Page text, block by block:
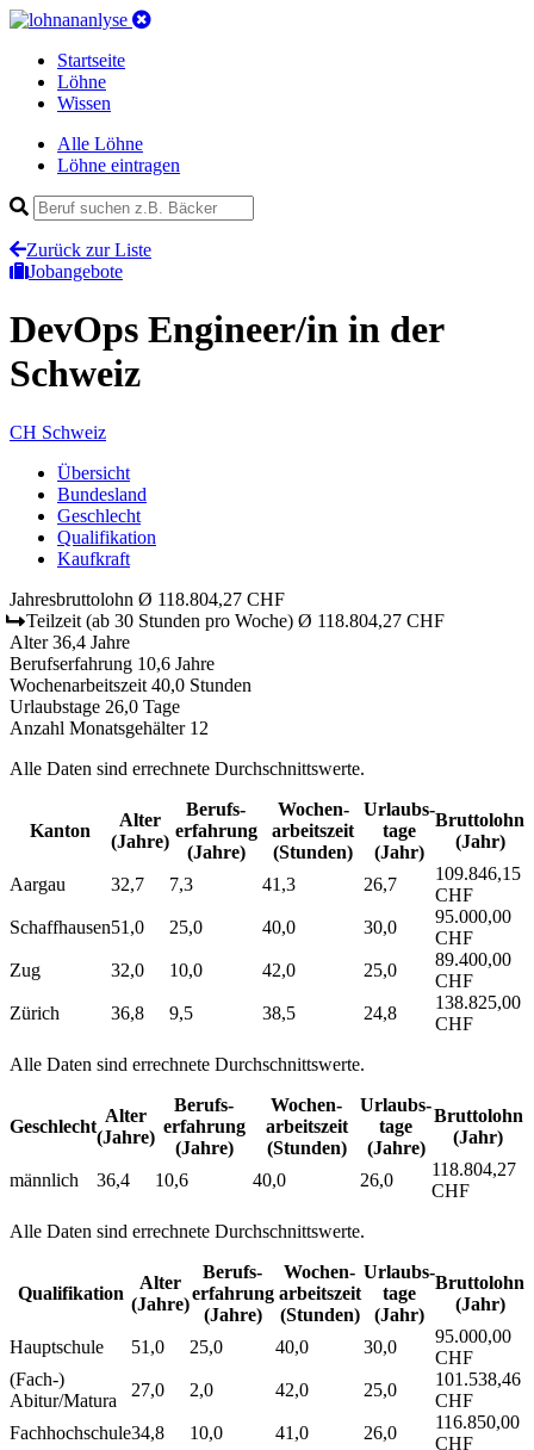
Startseite
Löhne
Wissen
Alle Löhne
Löhne eintragen
Zurück zur Liste
Jobangebote
DevOps Engineer/in in der
Schweiz
CH Schweiz
Übersicht
Bundesland
Geschlecht
Qualifikation
Kaufkraft
Jahresbruttolohn Ø 118.804,27 CHF
Teilzeit (ab 30 Stunden pro Woche) Ø 118.804,27 CHF
Alter 36,4 Jahre
Berufserfahrung 10,6 Jahre
Wochenarbeitszeit 40,0 Stunden
Urlaubstage 26,0 Tage
Anzahl Monatsgehälter 12
Alle Daten sind errechnete Durchschnittswerte.
Kanton
Alter
(Jahre)
Berufs­
erfahrung
(Jahre)
Wochen­
arbeitszeit
(Stunden)
Urlaubs­
tage
(Jahr)
Bruttolohn
(Jahr)
Aargau 32,7 7,3 41,3 26,7
109.846,15
CHF
Schaffhausen51,0 25,0 40,0 30,0
95.000,00
CHF
Zug
32,0 10,0 42,0 25,0
89.400,00
CHF
Zürich
36,8 9,5 38,5 24,8
138.825,00
CHF
Alle Daten sind errechnete Durchschnittswerte.
Geschlecht
Alter
(Jahre)
Berufs­
erfahrung
(Jahre)
Wochen­
arbeitszeit
(Stunden)
Urlaubs­
tage
(Jahre)
Bruttolohn
(Jahr)
männlich 36,4 10,6 40,0 26,0
118.804,27
CHF
Alle Daten sind errechnete Durchschnittswerte.
Qualifikation
Alter
(Jahre)
Berufs­
erfahrung
(Jahre)
Wochen­
arbeitszeit
(Stunden)
Urlaubs­
tage
(Jahr)
Bruttolohn
(Jahr)
Hauptschule 51,0 25,0 40,0 30,0
95.000,00
CHF
(Fach-)
Abitur/Matura
27,0 2,0 42,0 25,0
101.538,46
CHF
Fachhochschule34,8 10,0 41,0 26,0
116.850,00
CHF